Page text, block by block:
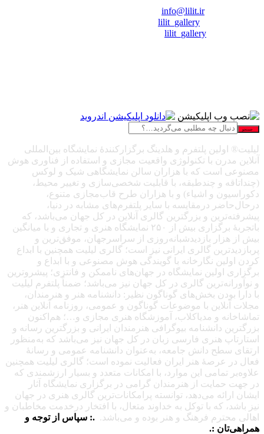
info@lilit.ir
lilit_gallery
lilit_gallery
جستجو
لیلیت® اولین پلتفرم و هلدینگ برگزارکنندهٔ نمایشگاه بین‌المللی
آنلاین مدرن با تکنولوژی واقعیت مجازی و استفاده از فناوری هوش
مصنوعی است که با هزاران سالن نمایشگاهی شیک و لوکس
(چنداتاقه و چندطبقه، با قابلیت شخصی‌سازی و تغییر محیط،
دکوراسیون و اشیاء) و با هزاران طرح قاب‌مجازی متنوع،
درحال‌حاضر درمقایسه با سایر پلتفرم‌های مشابه در دنیا،
پیشرفته‌ترین و بزرگترین گالری آنلاین در کل جهان می‌باشد، که
باتجربهٔ برگزاری بیش از ۲۵۰ نمایشگاه هنری و تجاری و با میانگین
بیش از هزار بازدیدشبانه‌روزی از سراسرجهان، موفق‌ترین و
پربازدیدترین گالری ایرانی نیز است؛ گالری لیلیت همچنین با ابداع
کردن اولین نگارخانه با گویندگی هوش مصنوعی و با ابداع و
برگزاری اولین نمایشگاه در جهان‌های ناممکن و فانتزی؛ پیشروترین
و نوآورانه‌ترین گالری در کل جهان نیز می‌باشد؛ ضمناً پلتفرم لیلیت
با دارا بودن بخش‌های گوناگون نظیر: دانشنامه هنر و هنرمندان،
مجلات آنلاین با موضوعات گوناگون و عمومی، روزنامه آنلاین هنر،
تماشاخانه و مدیاکلاب، آموزشگاه هنری مجازی و…؛ هم‌اکنون
بزرگترین دانشنامه بیوگرافی هنرمندان ایرانی و بزرگترین رسانه و
استارتاپ هنری فارسی زبان در کل جهان نیز می‌باشد که به‌منظور
ارتقای سطح دانش جامعه، به‌عنوان دانشنامه عمومی و رسانهٔ
فعال در عرصهٔ هنر ایران فعالیت نموده است؛ گالری لیلیت همچنین
علاوه‌بر تمامی این موارد، با امکانات متعدد و بسیار ارزشمندی که
در جهت حمایت از هنرمندان گرامی در برگزاری نمایشگاه آثار
ایشان ارائه می‌دهد، توانسته پرامکانات‌ترین گالری هنری در جهان
نیز باشد، که با توکل به خداوند متعال، با افتخار درخدمت مخاطبان و
اهالی محترم فرهنگ و هنر بوده و می‌باشد. .: سپاس از توجه و
همراهی‌تان :.